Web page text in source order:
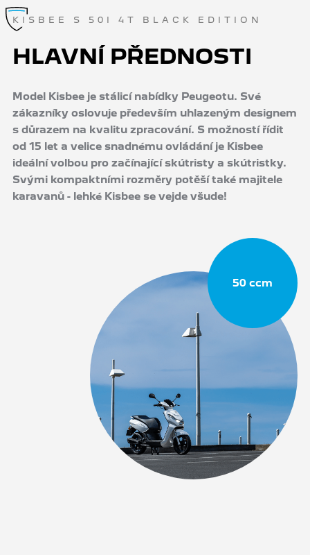
KISBEE S 50I 4T BLACK EDITION
HLAVNÍ PŘEDNOSTI
Model Kisbee je stálicí nabídky Peugeotu. Své
zákazníky oslovuje především uhlazeným designem
s důrazem na kvalitu zpracování. S možností řídit
od 15 let a velice snadnému ovládání je Kisbee
ideální volbou pro začínající skútristy a skútristky.
Svými kompaktními rozměry potěší také majitele
karavanů - lehké Kisbee se vejde všude!
50 ccm